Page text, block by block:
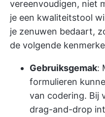
vereenvoudigen, niet
je een kwaliteitstool
je zenuwen bedaart,
de volgende
Gebruiksgemak:
formulieren
van codering. Bij
drag-and-drop